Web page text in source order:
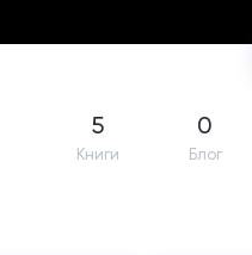
5
Книги
0
Блог